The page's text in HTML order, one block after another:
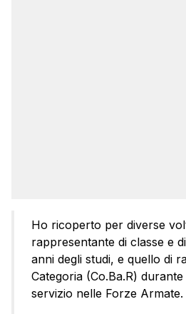
Ho ricoperto per diverse
rappresentante di classe e
anni degli studi, e quello di
Categoria (Co.Ba.R)
servizio nelle Forze Armate.